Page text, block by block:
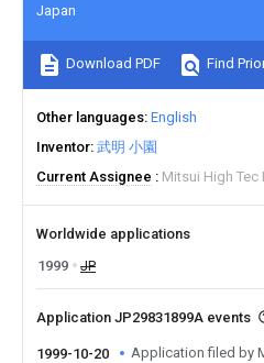
Japan
Download PDF Find
Other languages English
Inventor 武明 小園
Current Assignee
Mitsui High Tec
Worldwide applications
1999
JP
Application JP29831899A events
1999-10-20 Application filed by